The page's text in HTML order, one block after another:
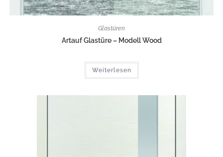
Glastüren
Artauf Glastüre – Modell Wood
Weiterlesen